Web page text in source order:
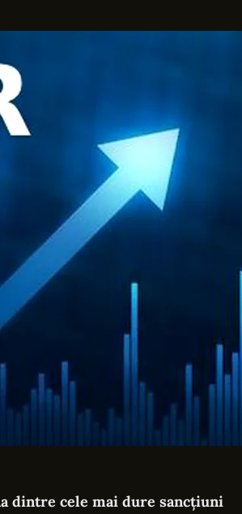
dintre cele mai dure sancțiuni